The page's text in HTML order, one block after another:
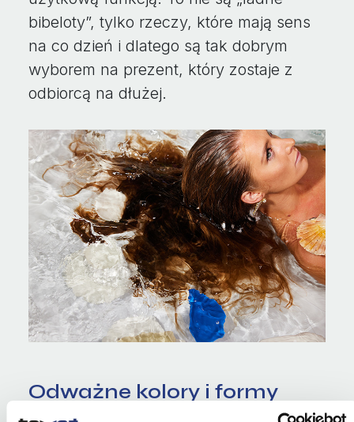
bibeloty”, tylko rzeczy, które mają sens
na co dzień i dlatego są tak dobrym
wyborem na prezent, który zostaje z
odbiorcą na dłużej.
Odważne kolory i formy